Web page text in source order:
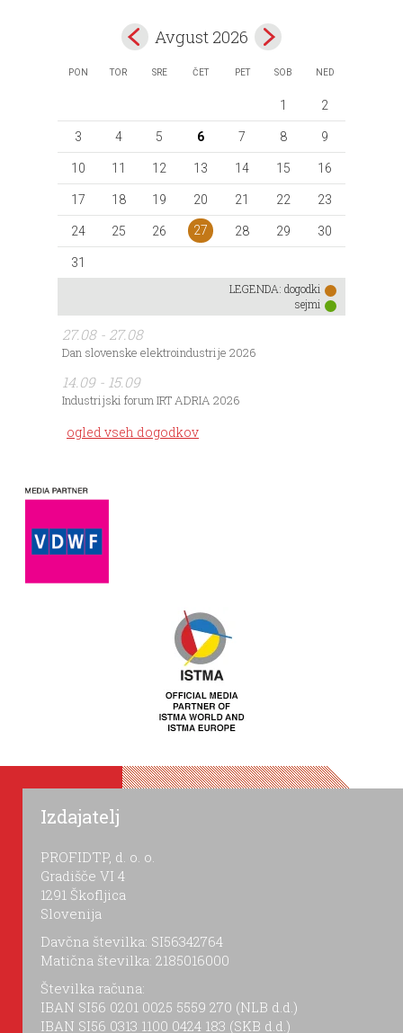
Avgust 2026
PON TOR SRE ČET PET SOB NED
1 2
3 4 5 6 7 8 9
10 11 12 13 14 15 16
17 18 19 20 21 22 23
24 25 26 27 28 29 30
31
LEGENDA: dogodki
sejmi
27.08 - 27.08
Dan slovenske elektroindustrije 2026
14.09 - 15.09
Industrijski forum IRT ADRIA 2026
ogled vseh dogodkov
Izdajatelj
PROFIDTP, d. o. o.
Gradišče VI 4
1291 Škofljica
Slovenija
Davčna številka: SI56342764
Matična številka: 2185016000
Številka računa:
IBAN SI56 0201 0025 5559 270 (NLB d.d.)
IBAN SI56 0313 1100 0424 183 (SKB d.d.)